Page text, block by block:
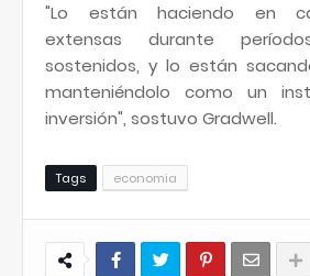
"Lo están haciendo en
extensas durante
sostenidos, y lo están
manteniéndolo como un
inversión", sostuvo Gradwell.
Tags economia